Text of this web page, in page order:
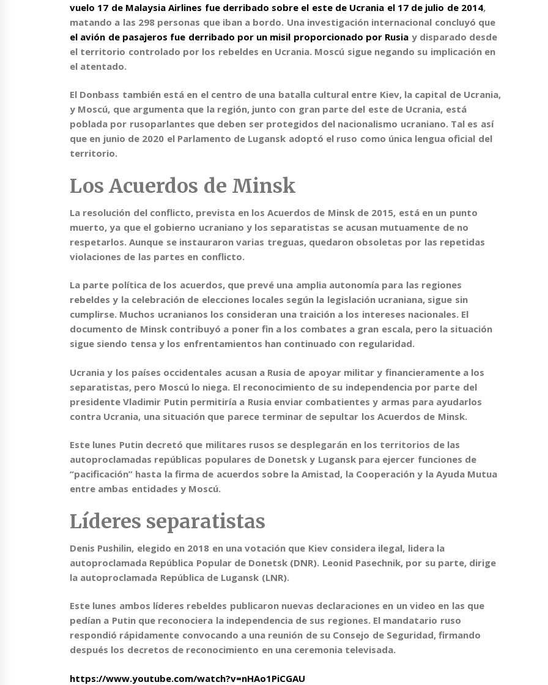
vuelo 17 de Malaysia Airlines fue derribado sobre el este de Ucrania el 17 de julio de 2014,
matando a las 298 personas que iban a bordo. Una investigación internacional concluyó que
el avión de pasajeros fue derribado por un misil proporcionado por Rusia y disparado desde
el territorio controlado por los rebeldes en Ucrania. Moscú sigue negando su implicación en
el atentado.
El Donbass también está en el centro de una batalla cultural entre Kiev, la capital de Ucrania,
y Moscú, que argumenta que la región, junto con gran parte del este de Ucrania, está
poblada por rusoparlantes que deben ser protegidos del nacionalismo ucraniano. Tal es así
que en junio de 2020 el Parlamento de Lugansk adoptó el ruso como única lengua oficial del
territorio.
Los Acuerdos de Minsk
La resolución del conflicto, prevista en los Acuerdos de Minsk de 2015, está en un punto
muerto, ya que el gobierno ucraniano y los separatistas se acusan mutuamente de no
respetarlos. Aunque se instauraron varias treguas, quedaron obsoletas por las repetidas
violaciones de las partes en conflicto.
La parte política de los acuerdos, que prevé una amplia autonomía para las regiones
rebeldes y la celebración de elecciones locales según la legislación ucraniana, sigue sin
cumplirse. Muchos ucranianos los consideran una traición a los intereses nacionales. El
documento de Minsk contribuyó a poner fin a los combates a gran escala, pero la situación
sigue siendo tensa y los enfrentamientos han continuado con regularidad.
Ucrania y los países occidentales acusan a Rusia de apoyar militar y financieramente a los
separatistas, pero Moscú lo niega. El reconocimiento de su independencia por parte del
presidente Vladimir Putin permitiría a Rusia enviar combatientes y armas para ayudarlos
contra Ucrania, una situación que parece terminar de sepultar los Acuerdos de Minsk.
Este lunes Putin decretó que militares rusos se desplegarán en los territorios de las
autoproclamadas repúblicas populares de Donetsk y Lugansk para ejercer funciones de
“pacificación” hasta la firma de acuerdos sobre la Amistad, la Cooperación y la Ayuda Mutua
entre ambas entidades y Moscú.
Líderes separatistas
Denis Pushilin, elegido en 2018 en una votación que Kiev considera ilegal, lidera la
autoproclamada República Popular de Donetsk (DNR). Leonid Pasechnik, por su parte, dirige
la autoproclamada República de Lugansk (LNR).
Este lunes ambos líderes rebeldes publicaron nuevas declaraciones en un video en las que
pedían a Putin que reconociera la independencia de sus regiones. El mandatario ruso
respondió rápidamente convocando a una reunión de su Consejo de Seguridad, firmando
después los decretos de reconocimiento en una ceremonia televisada.
https://www.youtube.com/watch?v=nHAo1PiCGAU